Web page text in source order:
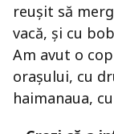
reușit să
vacă, și cu
Am avut o
orașului, cu
haimanaua,